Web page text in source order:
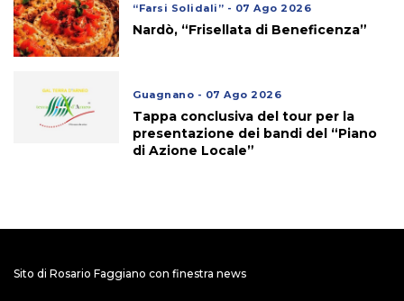
“Farsi Solidali” - 07 Ago 2026
Nardò, “Frisellata di Beneficenza”
Guagnano - 07 Ago 2026
Tappa conclusiva del tour per la
presentazione dei bandi del “Piano
di Azione Locale”
Sito di Rosario Faggiano con finestra news